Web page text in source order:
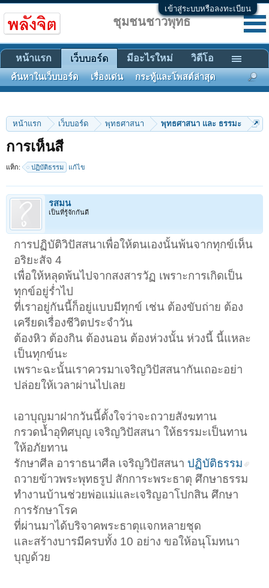
เข้าสู่ระบบหรือลงทะเบียน
หน้าแรก เว็บบอร์ด พุทธศาสนา พุทธศาสนา และ ธรรมะ
การเห็นสี
แท็ก: ปฏิบัติธรรม แก้ไข
รสมน
เป็นที่รู้จักกันดี
การปฏิบัติวิปัสสนาเพื่อให้ตนเองนั้นพ้นจากทุกข์เห็น
อริยะสัจ 4
เพื่อให้หลุดพ้นไปจากสงสารวัฏ เพราะการเกิดเป็น
ทุกข์อยู่ร่ำไป
ที่เราอยู่กันนี้ก็อยู่แบบมีทุกข์ เช่น ต้องขับถ่าย ต้อง
เครียดเรื่องชีวิตประจำวัน
ต้องหิว ต้องกิน ต้องนอน ต้องห่วงนั้น ห่วงนี้ นี้แหละ
เป็นทุกข์นะ
เพราะฉะนั้นเราควรมาเจริญวิปัสสนากันเถอะอย่า
ปล่อยให้เวลาผ่านไปเลย
เอาบุญมาฝากวันนี้ตั้งใจว่าจะถวายสังฆทาน
กรวดน้ำอุทิศบุญ เจริญวิปัสสนา ให้ธรรมะเป็นทาน
ให้อภัยทาน
รักษาศีล อาราธนาศีล เจริญวิปัสสนา ปฏิบัติธรรม
ถวายข้าวพระพุทธรูป สักการะพระธาตุ ศึกษาธรรม
ทำงานบ้านช่วยพ่อแม่และเจริญอาโปกสิน ศึกษา
การรักษาโรค
ที่ผ่านมาได้บริจาคพระธาตุแจกหลายชุด
และสร้างบารมีครบทั้ง 10 อย่าง ขอให้อนุโมทนา
บุญด้วย
ชุมชนชาวพุทธ
หน้าแรก เว็บบอร์ด
ค้นหาในเว็บบอร์ด เรื่องเด่น กระทู้และโพสต์ล่าสุด
มีอะไรใหม่ วิดีโอ